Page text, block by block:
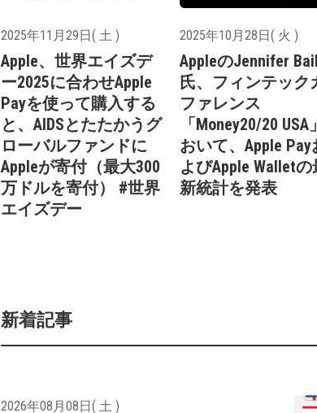
2025年11月29日( 土 )
Apple、世界エイズデ
ー2025に合わせApple
Payを使って購入する
と、AIDSとたたかうグ
ローバルファンドに
Appleが寄付（最大300
万ドルを寄付） #世界
エイズデー
2025年10月28日( 火 )
AppleのJennifer
氏、フィンテック
ファレンス
「Money20/20 USA
おいて、Apple Pay
よびApple Walletの
新統計を発表
新着記事
2026年08月08日( 土 )